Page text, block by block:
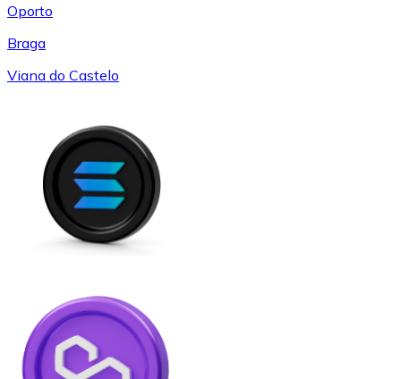
Oporto
Braga
Viana do Castelo